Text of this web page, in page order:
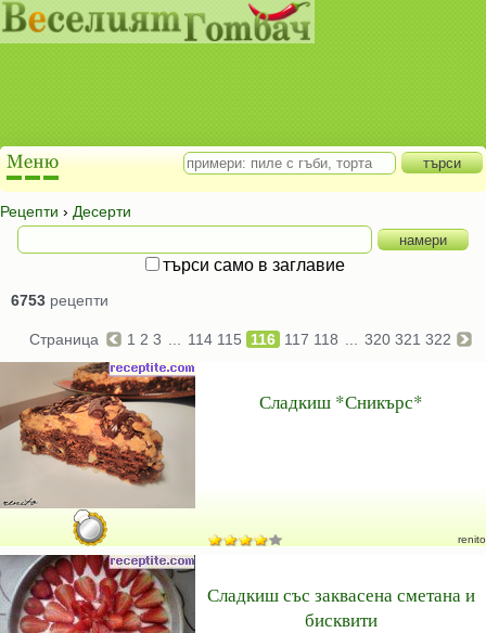
Рецепти › Десерти
търси само в заглавие
6753 рецепти
Страница 1 2 3 114 115 116 117 118 320 321 322
Сладкиш *Сникърс*
renito
Сладкиш със заквасена сметана и
бисквити